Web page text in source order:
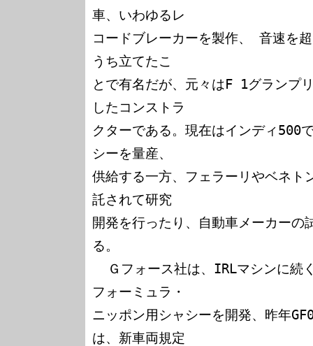
車、いわゆるレ
コードブレーカーを製作、 音速を
うち立てたこ
とで有名だが、元々はF 1グランプ
したコンストラ
クターである。現在はインディ500
シーを量産、
供給する一方、フェラーリやベネト
託されて研究
開発を行ったり、自動車メーカーの
る。
フォーミュラ・
ニッポン用シャシーを開発、昨年
は、新車両規定